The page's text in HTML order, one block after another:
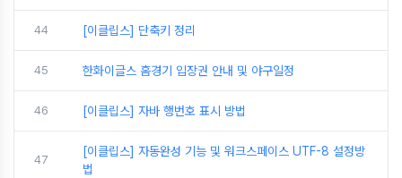
44 [이클립스] 단축키 정리
45 한화이글스 홈경기 입장권 안내 및 야구일정
46 [이클립스] 자바 행번호 표시 방법
47
[이클립스] 자동완성 기능 및 워크스페이스 UTF-8 설정방
법